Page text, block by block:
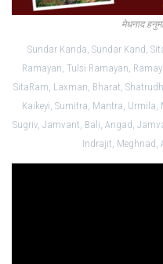
मेधनाद
Sundar Kanda, Sundar Kand,
Ramayan, Tulsi Ramayan,
SitaRam, Laxman, Bharat,
Kaikeyi, Sumitra, Mantra, Urmila,
Sugriv, Jamvant, Bali, Angad,
Indrajit, Meghnad,